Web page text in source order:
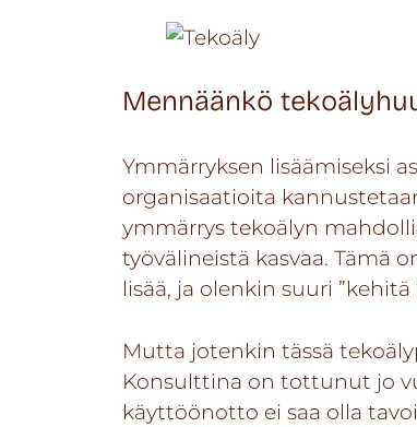
Mennäänkö
Ymmärryksen lisäämiseksi
organisaatioita
ymmärrys tekoälyn
työvälineistä kasvaa. Tämä
lisää, ja olenkin suuri
Mutta jotenkin tässä
Konsulttina on tottunut jo
käyttöönotto ei saa olla